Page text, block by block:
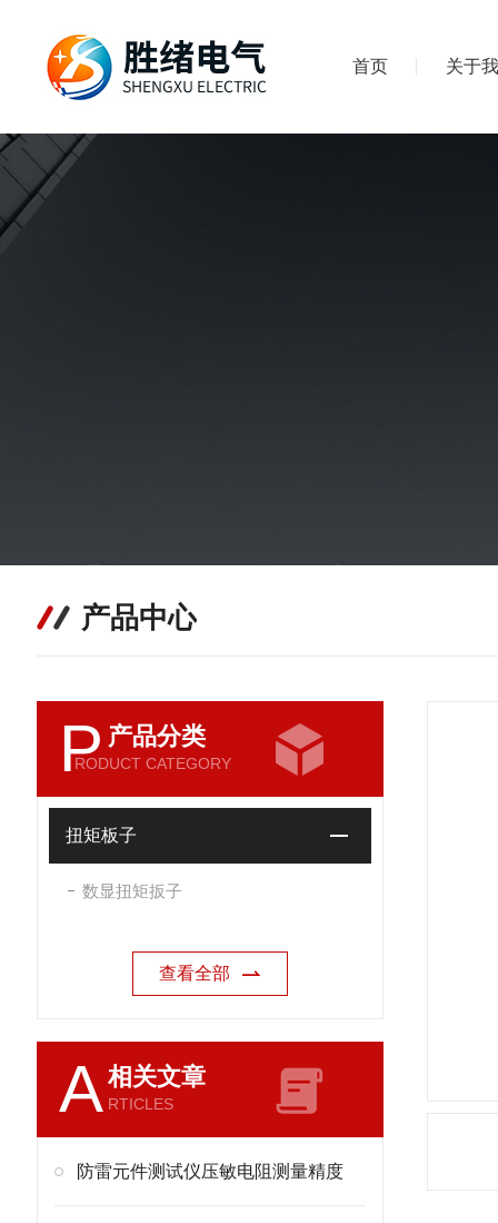
首页 关于
产品中心
P 产品分类
RODUCT CATEGORY
扭矩板子
数显扭矩扳子
查看全部
A相关文章
RTICLES
防雷元件测试仪压敏电阻测量精度